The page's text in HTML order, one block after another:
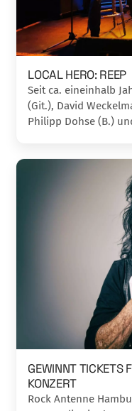
LOCAL HERO: REEP
Seit ca. eineinhalb
(Git.), David
Philipp Dohse (B.)
GEWINNT TICKETS
KONZERT
Rock Antenne